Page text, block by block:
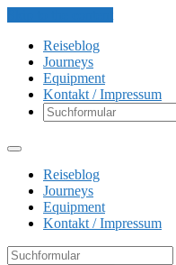
Reiseblog
Journeys
Equipment
Kontakt / Impressum
Reiseblog
Journeys
Equipment
Kontakt / Impressum